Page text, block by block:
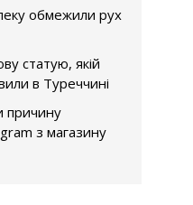
обмежили рух
статую, якій
в Туреччині
причину
з магазину